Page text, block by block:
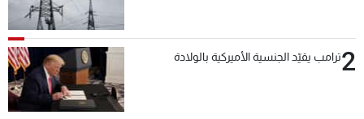
2ترامب يقيّد الجنسية الأميركية بالولادةسياسة الخصوصية